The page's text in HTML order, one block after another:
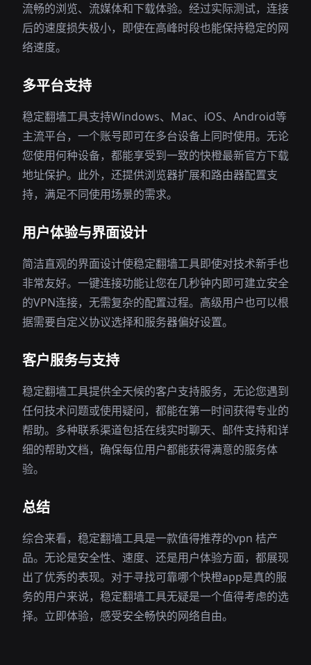
流畅的浏览、流媒体和下载体验。经过实际测试，连接
后的速度损失极小，即使在高峰时段也能保持稳定的网
络速度。
多平台支持
稳定翻墙工具支持Windows、Mac、iOS、Android等
主流平台，一个账号即可在多台设备上同时使用。无论
您使用何种设备，都能享受到一致的快橙最新官方下载
地址保护。此外，还提供浏览器扩展和路由器配置支
持，满足不同使用场景的需求。
用户体验与界面设计
简洁直观的界面设计使稳定翻墙工具即使对技术新手也
非常友好。一键连接功能让您在几秒钟内即可建立安全
的VPN连接，无需复杂的配置过程。高级用户也可以根
据需要自定义协议选择和服务器偏好设置。
客户服务与支持
稳定翻墙工具提供全天候的客户支持服务，无论您遇到
任何技术问题或使用疑问，都能在第一时间获得专业的
帮助。多种联系渠道包括在线实时聊天、邮件支持和详
细的帮助文档，确保每位用户都能获得满意的服务体
验。
总结
综合来看，稳定翻墙工具是一款值得推荐的vpn 桔产
品。无论是安全性、速度、还是用户体验方面，都展现
出了优秀的表现。对于寻找可靠哪个快橙app是真的服
务的用户来说，稳定翻墙工具无疑是一个值得考虑的选
择。立即体验，感受安全畅快的网络自由。